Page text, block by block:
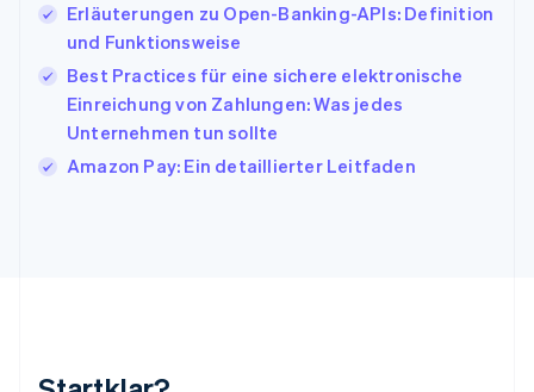
Erläuterungen zu Open-Banking-APIs: Definition
und Funktionsweise
Best Practices für eine sichere elektronische
Einreichung von Zahlungen: Was jedes
Unternehmen tun sollte
Amazon Pay: Ein detaillierter Leitfaden
EnglishFrançais
Kroatien
EnglishItaliano
Lettland
Liechtenstein
DeutschEnglish